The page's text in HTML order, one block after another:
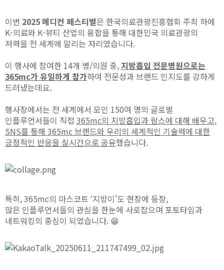
이번 2025 메디컨 페스티벌은 한국의료관광진흥협회 주최 하에
K-의료와 K-뷰티 산업의 융합을 통해 대한민국 의료관광의
저력을 전 세계에 알리는 자리였습니다.
이 행사에 참여한 14개 병/의원 중, 지방흡입 전문병원으로는
365mc가 유일하게 참가하여 전문성과 브랜드 인지도를 강하게
드러냈는데요.
행사장에서는 전 세계에서 모인 150여 명의 글로벌
인플루언서들이 직접 365mc의 지방흡입과 람스에 대해 배우고,
SNS를 통해 365mc 브랜드와 우리의 세계적인 기술력에 대한
긍정적인 반응을 실시간으로 공유했습니다.
특히, 365mc의 마스코트 ‘지방이’도 현장에 등장,
많은 인플루언서들의 관심을 한눈에 사로잡으며 포토타임과
네트워킹의 중심이 되었습니다. 😁